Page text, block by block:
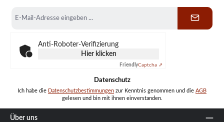
Mail-
Anti-Roboter-Verifizierung
Hier klicken
FriendlyCaptcha ⇗
Datenschutz
Ich habe die Datenschutzbestimmungen zur Kenntnis genommen und die AGB
gelesen und bin mit ihnen einverstanden.
Über uns